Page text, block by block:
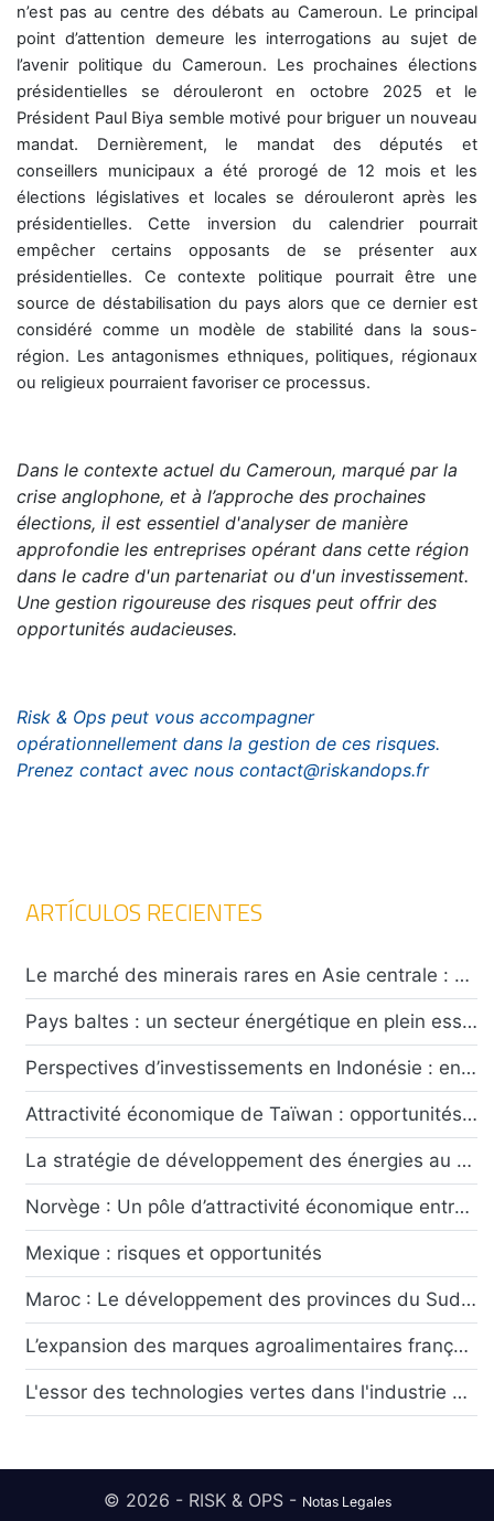
n’est pas au centre des débats au Cameroun. Le principal
point d’attention demeure les interrogations au sujet de
l’avenir politique du Cameroun. Les prochaines élections
présidentielles se dérouleront en octobre 2025 et le
Président Paul Biya semble motivé pour briguer un nouveau
mandat. Dernièrement, le mandat des députés et
conseillers municipaux a été prorogé de 12 mois et les
élections législatives et locales se dérouleront après les
présidentielles. Cette inversion du calendrier pourrait
empêcher certains opposants de se présenter aux
présidentielles. Ce contexte politique pourrait être une
source de déstabilisation du pays alors que ce dernier est
considéré comme un modèle de stabilité dans la sous-
région. Les antagonismes ethniques, politiques, régionaux
ou religieux pourraient favoriser ce processus.
Dans le contexte actuel du Cameroun, marqué par la
crise anglophone, et à l’approche des prochaines
élections, il est essentiel d'analyser de manière
approfondie les entreprises opérant dans cette région
dans le cadre d'un partenariat ou d'un investissement.
Une gestion rigoureuse des risques peut offrir des
opportunités audacieuses.
Risk & Ops peut vous accompagner
opérationnellement dans la gestion de ces risques.
Prenez contact avec nous contact@riskandops.fr
ARTÍCULOS RECIENTES
Le marché des minerais rares en Asie centrale : opportunités et défis pour les investisseurs
Pays baltes : un secteur énergétique en plein essor confronté à un climat de tensions caractérisées
Perspectives d’investissements en Indonésie : entre attractivité économique et défis sécuritaires
Attractivité économique de Taïwan : opportunités et risques ?
La stratégie de développement des énergies au Chili : risques et opportunités
Norvège : Un pôle d’attractivité économique entre rente pétrolière et transition écologique
Mexique : risques et opportunités
Maroc : Le développement des provinces du Sud symbole du dynamisme économique marocain
L’expansion des marques agroalimentaires françaises dans les pays émergents : Opportunités et défis
L'essor des technologies vertes dans l'industrie automobile française
© 2026 - RISK & OPS - Notas Legales